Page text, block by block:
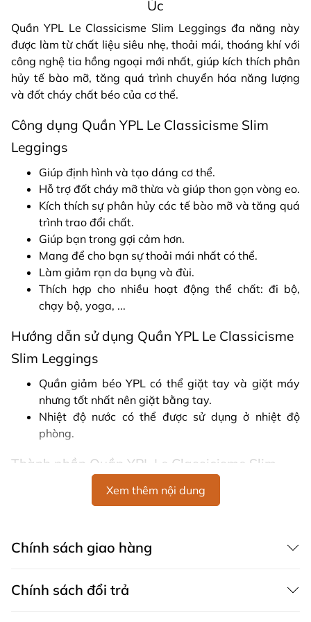
Úc
Quần YPL Le Classicisme Slim Leggings đa năng này
được làm từ chất liệu siêu nhẹ, thoải mái, thoáng khí với
công nghệ tia hồng ngoại mới nhất, giúp kích thích phân
hủy tế bào mỡ, tăng quá trình chuyển hóa năng lượng
và đốt cháy chất béo của cơ thể.
Công dụng Quần YPL Le Classicisme Slim
Leggings
Giúp định hình và tạo dáng cơ thể.
Hỗ trợ đốt cháy mỡ thừa và giúp thon gọn vòng eo.
Kích thích sự phân hủy các tế bào mỡ và tăng quá
trình trao đổi chất.
Giúp bạn trong gợi cảm hơn.
Mang để cho bạn sự thoải mái nhất có thể.
Làm giảm rạn da bụng và đùi.
Thích hợp cho nhiều hoạt động thể chất: đi bộ,
chạy bộ, yoga, ...
Hướng dẫn sử dụng Quần YPL Le Classicisme
Slim Leggings
Quần giảm béo YPL có thể giặt tay và giặt máy
nhưng tốt nhất nên giặt bằng tay.
Nhiệt độ nước có thể được sử dụng ở nhiệt độ
phòng.
Thành phần Quần YPL Le Classicisme Slim
Hướng dẫn bảo quản Quần YPL Le
Classicisme Slim Leggings
Xem thêm nội dung
Chính sách giao hàng
Chính sách đổi trả